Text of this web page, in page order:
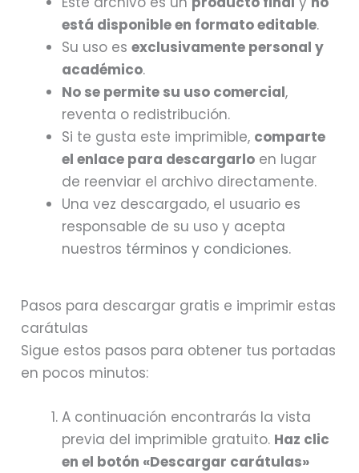
está disponible en formato editable.
Su uso esexclusivamente personal y
académico.
No se permite su uso comercial,
reventa o redistribución.
Si te gusta este imprimible, comparte
el enlace para descargarlo en lugar
de reenviar el archivo directamente.
Una vez descargado, el usuario es
responsable de su uso y acepta
nuestros términos y condiciones.
Pasos para descargar gratis e imprimir estas
carátulas
Sigue estos pasos para obtener tus portadas
en pocos minutos:
A continuación encontrarás la vista
previa del imprimible gratuito. Haz clic
en el botón «Descargar carátulas»